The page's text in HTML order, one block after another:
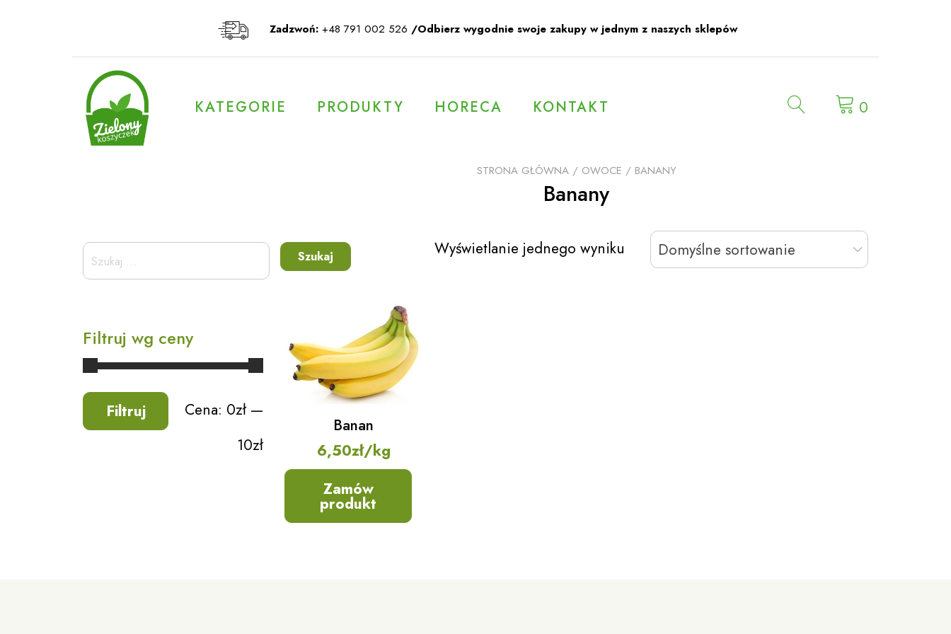
Zadzwoń: +48 791 002 526 /Odbierz wygodnie swoje zakupy w jednym z naszych sklepów
KATEGORIE PRODUKTY HORECA KONTAKT 0
STRONA GŁÓWNA/ OWOCE / BANANY
Banany
Wyświetlanie jednego wyniku Domyślne sortowanie
Banan
6,50zł/kg
Zamów
produkt
Szukaj:
Filtruj wg ceny
Filtruj Cena: 0zł—
10zł